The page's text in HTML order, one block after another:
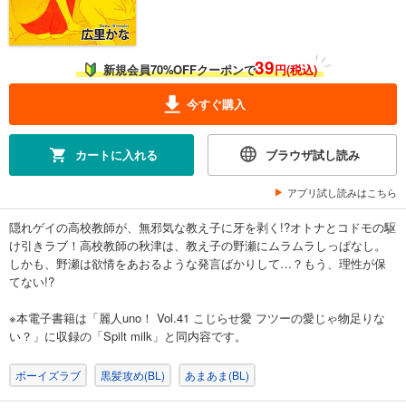
新規会員70%OFFクーポンで39円(税込)
今すぐ購入
カートに入れる ブラウザ試し読み
アプリ試し読みはこちら
隠れゲイの高校教師が、無邪気な教え子に牙を剥く!?オトナとコドモの駆
け引きラブ！高校教師の秋津は、教え子の野瀬にムラムラしっぱなし。
しかも、野瀬は欲情をあおるような発言ばかりして…？もう、理性が保
てない!?
※本電子書籍は「麗人uno！ Vol.41 こじらせ愛 フツーの愛じゃ物足りな
い？」に収録の「Spilt milk」と同内容です。
ボーイズラブ 黒髪攻め(BL) あまあま(BL)